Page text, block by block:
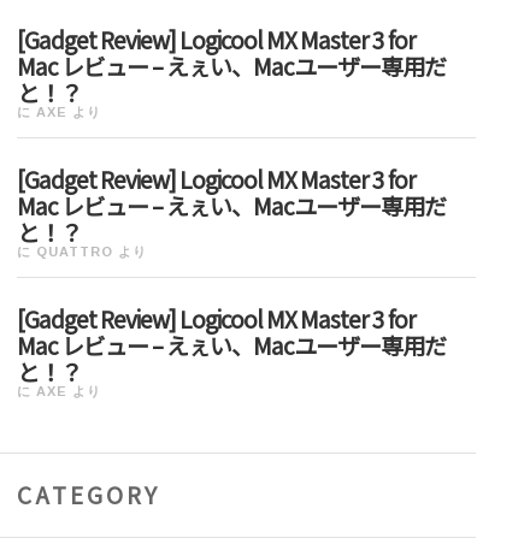
[Gadget Review] Logicool MX Master 3 for
Mac レビュー – えぇい、Macユーザー専用だ
と！？
に AXE より
[Gadget Review] Logicool MX Master 3 for
Mac レビュー – えぇい、Macユーザー専用だ
と！？
に QUATTRO より
[Gadget Review] Logicool MX Master 3 for
Mac レビュー – えぇい、Macユーザー専用だ
と！？
に AXE より
CATEGORY